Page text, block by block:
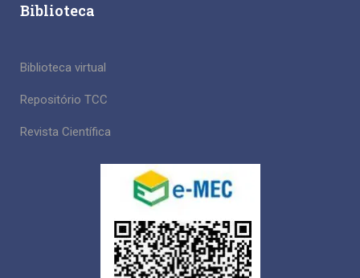
Biblioteca
Biblioteca virtual
Repositório TCC
Revista Científica